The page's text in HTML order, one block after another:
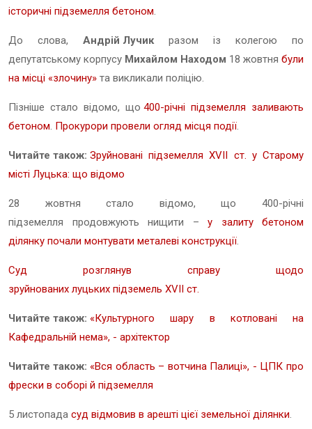
історичні підземелля бетоном.
До слова, Андрій Лучикразом із колегою по
депутатському корпусу Михайлом Находом 18 жовтня були
на місці «злочину» та викликали поліцію.
Пізніше стало відомо, що 400-річні підземелля заливають
бетоном. Прокурори провели огляд місця події.
Читайте також: Зруйновані підземелля XVII ст. у Старому
місті Луцька: що відомо
28 жовтня стало відомо, що 400-річні
підземелля продовжують нищити – у залиту бетоном
ділянку почали монтувати металеві конструкції.
Суд розглянув справу щодо
зруйнованих луцьких підземель XVII ст.
Читайте також: «Культурного шару в котловані на
Кафедральній нема», - архітектор
Читайте також: «Вся область – вотчина Палиці», - ЦПК про
фрески в соборі й підземелля
5 листопада суд відмовив в арешті цієї земельної ділянки.